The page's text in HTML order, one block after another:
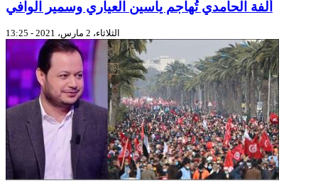
ألفة الحامدي تُهاجم ياسين العياري وسمير الوافي
الثلاثاء، 2 مارس، 2021 - 13:25